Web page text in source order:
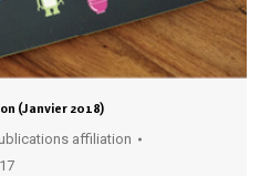
(Janvier 2018)
affiliation